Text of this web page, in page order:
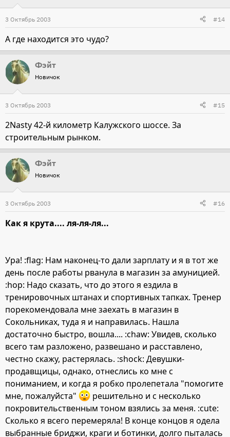
3 Октябрь 2003 #14
А где находится это чудо?
Фэйт
Новичок
3 Октябрь 2003 #15
2Nasty 42-й километр Калужского шоссе. За
строительным рынком.
Фэйт
Новичок
3 Октябрь 2003 #16
Как я крута.... ля-ля-ля...
Ура! :flag: Нам наконец-то дали зарплату и я в тот же
день после работы рванула в магазин за амуницией.
:hop: Надо сказать, что до этого я ездила в
тренировочных штанах и спортивных тапках. Тренер
порекомендовала мне заехать в магазин в
Сокольниках, туда я и направилась. Нашла
достаточно быстро, вошла.... :chaw: Увидев, сколько
всего там разложено, развешано и расставлено,
честно скажу, растерялась. :shock: Девушки-
продавщицы, однако, отнеслись ко мне с
пониманием, и когда я робко пролепетала "помогите
мне, пожалуйста"
решительно и с несколько
покровительственным тоном взялись за меня. :cute:
Сколько я всего перемеряла! В конце концов я одела
выбранные бриджи, краги и ботинки, долго пыталась